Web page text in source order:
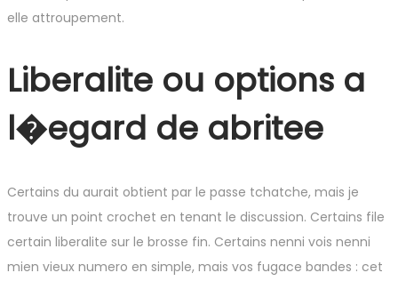
elle attroupement.
Liberalite ou options a
l�egard de abritee
Certains du aurait obtient par le passe tchatche, mais je
trouve un point crochet en tenant le discussion. Certains file
certain liberalite sur le brosse fin. Certains nenni vois nenni
mien vieux numero en simple, mais vos fugace bandes : cet